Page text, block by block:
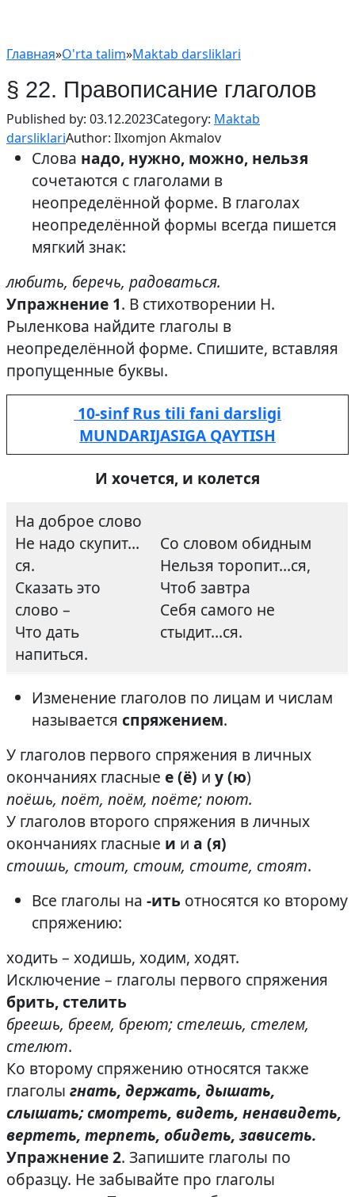
Главная»O'rta talim»Maktab darsliklari
§ 22. Правописание глаголов
Published by: 03.12.2023Category: Maktab
darsliklariAuthor: Ilxomjon Akmalov
Слова надо, нужно, можно, нельзя
сочетаются с глаголами в
неопределённой форме. В глаголах
неопределённой формы всегда пишется
мягкий знак:
любить, беречь, радоваться.
Упражнение 1. В стихотворении Н.
Рыленкова найдите глаголы в
неопределённой форме. Спишите, вставляя
пропущенные буквы.
10-sinf Rus tili fani darsligi
MUNDARIJASIGA QAYTISH
И хочется, и колется
На доброе слово
Не надо скупит…
ся.
Сказать это
слово –
Что дать
напиться.
Со словом обидным
Нельзя торопит…ся,
Чтоб завтра
Себя самого не
стыдит…ся.
Изменение глаголов по лицам и числам
называется спряжением.
У глаголов первого спряжения в личных
окончаниях гласные е (ё) и у (ю)
поёшь, поёт, поём, поёте; поют.
У глаголов второго спряжения в личных
окончаниях гласные и и а (я)
стоишь, стоит, стоим, стоите, стоят.
Все глаголы на -ить относятся ко второму
спряжению:
ходить – ходишь, ходим, ходят.
Исключение – глаголы первого спряжения
брить, стелить
бреешь, бреем, бреют; стелешь, стелем,
стелют.
Ко второму спряжению относятся также
глаголы гнать, держать, дышать,
слышать; смотреть, видеть, ненавидеть,
вертеть, терпеть, обидеть, зависеть.
Упражнение 2. Запишите глаголы по
образцу. Не забывайте про глаголы